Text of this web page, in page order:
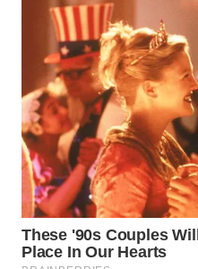
WAHANA
SPORT
WAHANA
UMKM
WAHANA
SELEB
WAHANA
PERSONA